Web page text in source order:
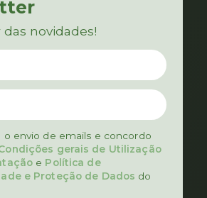
das novidades!
o envio de emails e concordo
gerais de Utilização
e Política de
e Proteção de Dados do